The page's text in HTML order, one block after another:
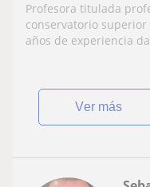
Profesora titulada
conservatorio
años de experiencia
ver más